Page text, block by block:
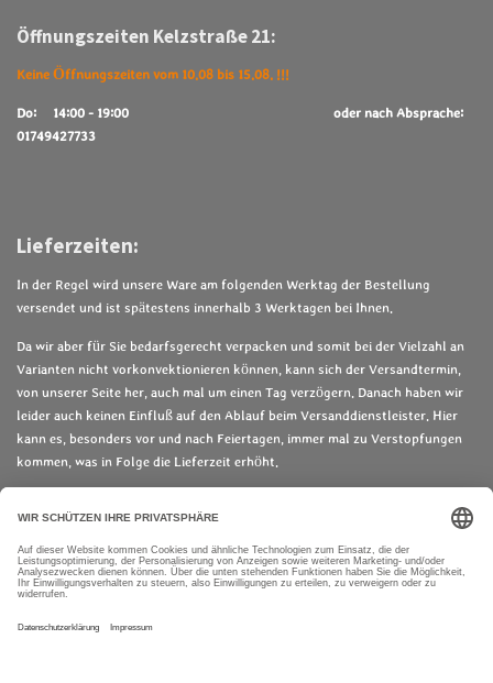
Öffnungszeiten Kelzstraße 21:
Keine Öffnungszeiten vom 10.08 bis 15.08. !!!
Do: 14:00 - 19:00 oder nach Absprache:
01749427733
Lieferzeiten:
In der Regel wird unsere Ware am folgenden Werktag der Bestellung
versendet und ist spätestens innerhalb 3 Werktagen bei Ihnen.
Da wir aber für Sie bedarfsgerecht verpacken und somit bei der Vielzahl an
Varianten nicht vorkonvektionieren können, kann sich der Versandtermin,
von unserer Seite her, auch mal um einen Tag verzögern. Danach haben wir
leider auch keinen Einfluß auf den Ablauf beim Versanddienstleister. Hier
kann es, besonders vor und nach Feiertagen, immer mal zu Verstopfungen
kommen, was in Folge die Lieferzeit erhöht.
Zahlungsmöglichkeiten